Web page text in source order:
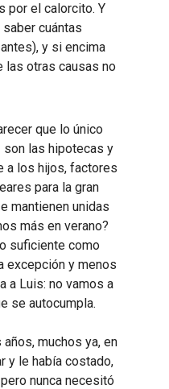
por el calorcito. Y
cuántas
y si encima
las otras causas no
que lo único
son las hipotecas y
a los hijos, factores
para la gran
mantienen unidas
más en verano?
suficiente como
excepción y menos
a Luis: no vamos a
se autocumpla.
muchos ya, en
y le había costado,
nunca necesitó